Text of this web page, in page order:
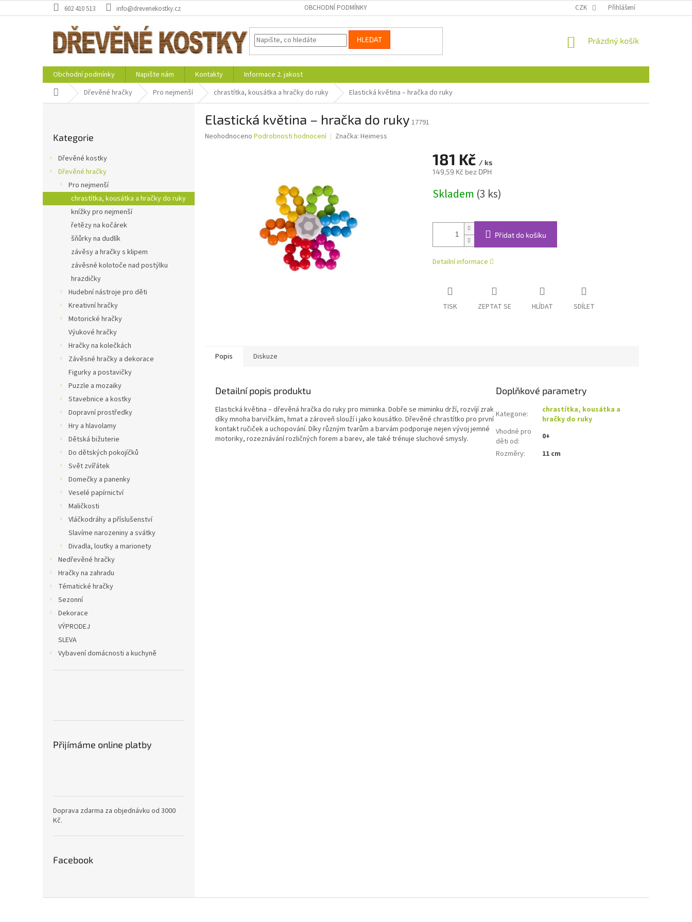
na
602 410 513 info@drevenekostky.cz OBCHODNÍ PODMÍNKY CZK Přihlášení
HLEDAT
NÁKUPNÍ
Prázdný košík
Obchodní podmínky Napište nám Kontakty
Informace 2. jakost
Domů Dřevěné hračky Pro nejmenší chrastítka, kousátka a hračky do ruky Elastická květina – hračka do ruky
kategorie
Kategorie
Dřevěné kostky
Dřevěné hračky
Pro nejmenší
chrastítka, kousátka a hračky do ruky
knížky pro nejmenší
řetězy na kočárek
šňůrky na dudlík
závěsy a hračky s klipem
závěsné kolotoče nad postýlku
hrazdičky
Hudební nástroje pro děti
Kreativní hračky
Motorické hračky
Výukové hračky
Hračky na kolečkách
Závěsné hračky a dekorace
Figurky a postavičky
Puzzle a mozaiky
Stavebnice a kostky
Dopravní prostředky
Hry a hlavolamy
Dětská bižuterie
Do dětských pokojíčků
Svět zvířátek
Domečky a panenky
Veselé papírnictví
Maličkosti
Vláčkodráhy a příslušenství
Slavíme narozeniny a svátky
Divadla, loutky a marionety
Nedřevěné hračky
Hračky na zahradu
Tématické hračky
Sezonní
Dekorace
VÝPRODEJ
SLEVA
Vybavení domácnosti a kuchyně
Přijímáme online platby
Doprava zdarma za objednávku od 3000
Kč.
Facebook
Elastická květina – hračka do ruky 17791
Průměrné
Neohodnoceno Podrobnosti hodnocení Značka: Heimess
181 Kč / ks
149,59 Kč bez DPH
cena:
Skladem (3 ks)
Přidat do košíku
Detailní informace
TISK ZEPTAT SE HLÍDAT SDÍLET
Popis Diskuze
Detailní popis produktu
Elastická květina – dřevěná hračka do ruky pro miminka. Dobře se miminku drží, rozvíjí zrak
díky mnoha barvičkám, hmat a zároveň slouží i jako kousátko. Dřevěné chrastítko pro první
kontakt ručiček a uchopování. Díky různým tvarům a barvám podporuje nejen vývoj jemné
motoriky, rozeznávání rozličných forem a barev, ale také trénuje sluchové smysly.
Doplňkové parametry
Kategorie:
chrastítka, kousátka a
hračky do ruky
Vhodné pro
děti od:
0+
Rozměry: 11 cm